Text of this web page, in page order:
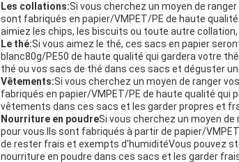
Les collations:Si vous cherchez un moyen de
sont fabriqués en papier/VMPET/PE de haute
aimiez les chips, les biscuits ou toute autre
Le thé:Si vous aimez le thé, ces sacs en papier
blanc80g/PE50 de haute qualité qui gardera votre
thé ou vos sacs de thé dans ces sacs et déguster
Vêtements:Si vous cherchez un moyen de ranger
fabriqués en papier/VMPET/PE de haute qualité
vêtements dans ces sacs et les garder propres et
Nourriture en poudreSi vous cherchez un moyen
pour vous.Ils sont fabriqués à partir de papier/
de rester frais et exempts d'humiditéVous pouvez
nourriture en poudre dans ces sacs et les garder